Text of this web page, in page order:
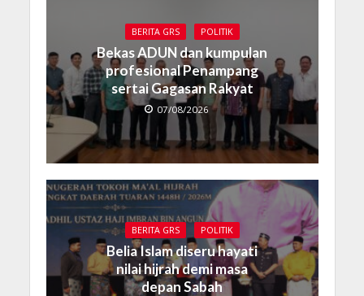
BERITA GRS POLITIK
Bekas ADUN dan kumpulan
profesional Penampang
sertai Gagasan Rakyat
07/08/2026
BERITA GRS POLITIK
Belia Islam diseru hayati
nilai hijrah demi masa
depan Sabah